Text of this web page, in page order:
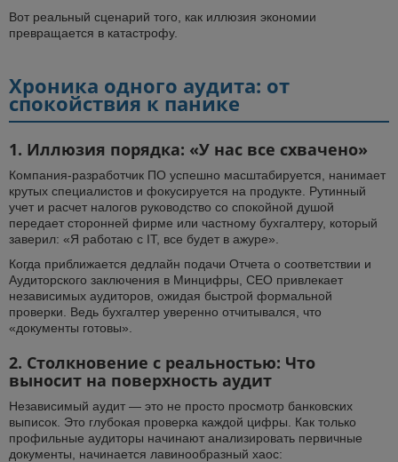
Вот реальный сценарий того, как иллюзия экономии
превращается в катастрофу.
Хроника одного аудита: от
спокойствия к панике
1. Иллюзия порядка: «У нас все схвачено»
Компания-разработчик ПО успешно масштабируется, нанимает
крутых специалистов и фокусируется на продукте. Рутинный
учет и расчет налогов руководство со спокойной душой
передает сторонней фирме или частному бухгалтеру, который
заверил: «Я работаю с IT, все будет в ажуре».
Когда приближается дедлайн подачи Отчета о соответствии и
Аудиторского заключения в Минцифры, СЕО привлекает
независимых аудиторов, ожидая быстрой формальной
проверки. Ведь бухгалтер уверенно отчитывался, что
«документы готовы».
2. Столкновение с реальностью: Что
выносит на поверхность аудит
Независимый аудит — это не просто просмотр банковских
выписок. Это глубокая проверка каждой цифры. Как только
профильные аудиторы начинают анализировать первичные
документы, начинается лавинообразный хаос: